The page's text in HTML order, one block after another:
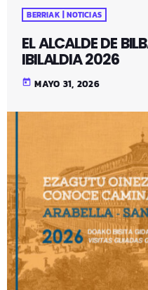
BERRIAK | NOTICIAS
EL ALCALDE DE
IBILALDIA 2026
today MAYO 31, 2026